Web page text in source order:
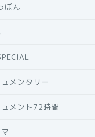
ぽん
メンタリー
ュメント72時間